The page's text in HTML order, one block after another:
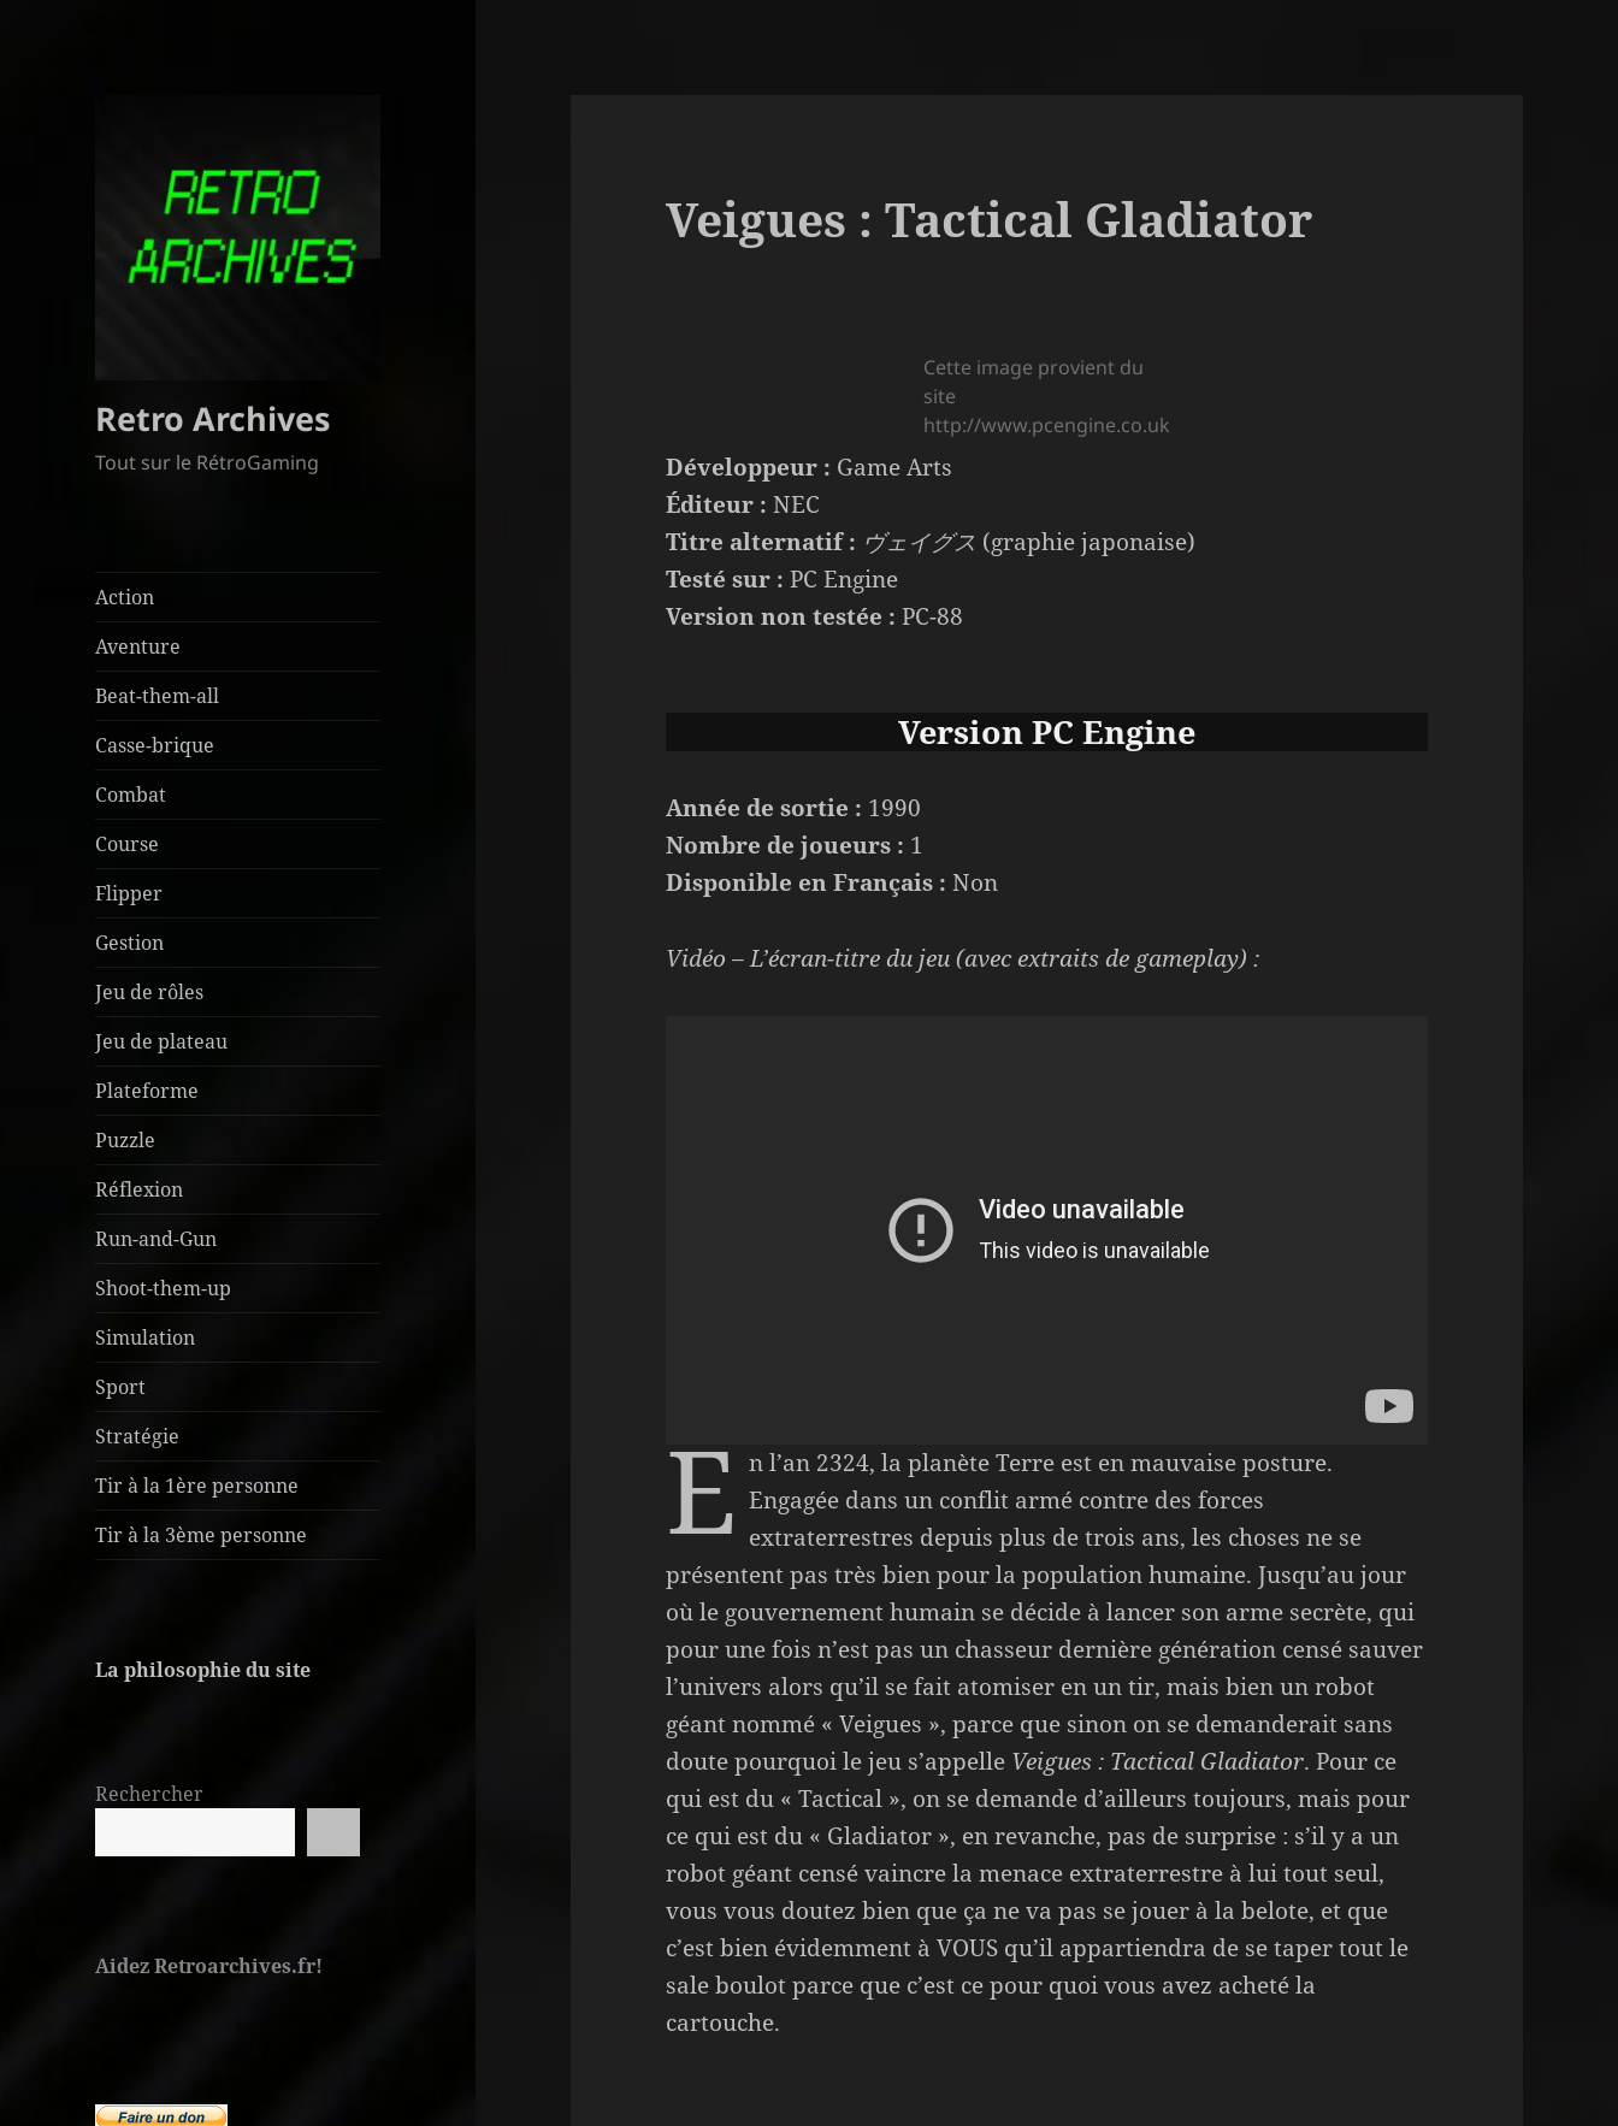
Retro Archives
Tout sur le RétroGaming
Action
Aventure
Beat-them-all
Casse-brique
Combat
Course
Flipper
Gestion
Jeu de rôles
Jeu de plateau
Plateforme
Puzzle
Réflexion
Run-and-Gun
Shoot-them-up
Simulation
Sport
Stratégie
Tir à la 1ère personne
Tir à la 3ème personne
La philosophie du site
Rechercher
Aidez Retroarchives.fr!
Veigues : Tactical Gladiator
Cette image provient du
site
http://www.pcengine.co.uk
Développeur : Game Arts
Éditeur : NEC
Titre alternatif : ヴェイグス (graphie japonaise)
Testé sur : PC Engine
Version non testée : PC-88
Version PC Engine
Année de sortie : 1990
Nombre de joueurs : 1
Disponible en Français : Non
Vidéo – L’écran-titre du jeu (avec extraits de gameplay) :
E n l’an 2324, la planète Terre est en mauvaise posture.
Engagée dans un conflit armé contre des forces
extraterrestres depuis plus de trois ans, les choses ne se
présentent pas très bien pour la population humaine. Jusqu’au jour
où le gouvernement humain se décide à lancer son arme secrète, qui
pour une fois n’est pas un chasseur dernière génération censé sauver
l’univers alors qu’il se fait atomiser en un tir, mais bien un robot
géant nommé « Veigues », parce que sinon on se demanderait sans
doute pourquoi le jeu s’appelle Veigues : Tactical Gladiator. Pour ce
qui est du « Tactical », on se demande d’ailleurs toujours, mais pour
ce qui est du « Gladiator », en revanche, pas de surprise : s’il y a un
robot géant censé vaincre la menace extraterrestre à lui tout seul,
vous vous doutez bien que ça ne va pas se jouer à la belote, et que
c’est bien évidemment à VOUS qu’il appartiendra de se taper tout le
sale boulot parce que c’est ce pour quoi vous avez acheté la
cartouche.